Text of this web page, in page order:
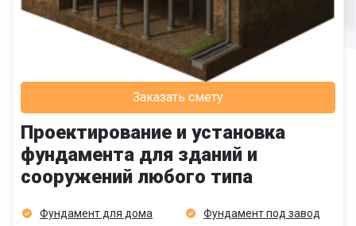
Заказать смету
Проектирование и установка
фундамента для зданий и
сооружений любого типа
Фундамент для дома
Фундамент под завод